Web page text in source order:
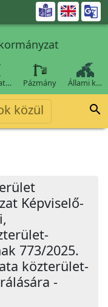

Pázmány Állami k…
közül 
Képviselő-
773/2025.
közterület-
-